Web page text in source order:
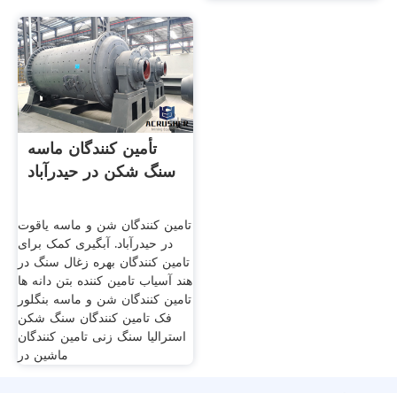
تأمین کنندگان ماسه
سنگ شکن در حیدرآباد
تامین کنندگان شن و ماسه یاقوت
در حیدرآباد. آبگیری کمک برای
تامین کنندگان بهره زغال سنگ در
هند آسیاب تامین کننده بتن دانه ها
تامین کنندگان شن و ماسه بنگلور
فک تامین کنندگان سنگ شکن
استرالیا سنگ زنی تامین کنندگان
ماشین در